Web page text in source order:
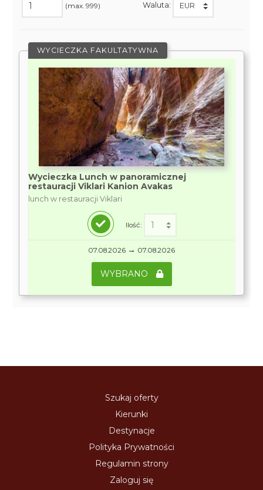
(max. 999) Waluta:
WYCIECZKA FAKULTATYWNA
Wycieczka Lunch w panoramicznej
restauracji Viklari Kanion Avakas
lunch w restauracji Viklari
Ilość:
07.08.2026 → 07.08.2026
WYBRANO
Szukaj oferty
Kierunki
Destynacje
Polityka Prywatności
Regulamin strony
Zaloguj się